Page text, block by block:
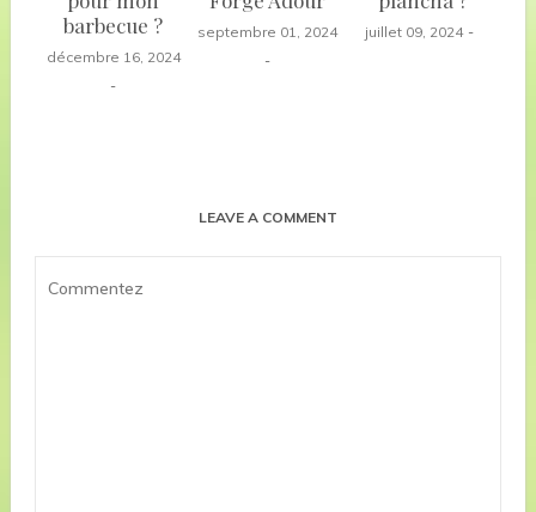
barbecue ?
décembre 16, 2024
septembre 01, 2024 juillet 09, 2024
LEAVE A COMMENT